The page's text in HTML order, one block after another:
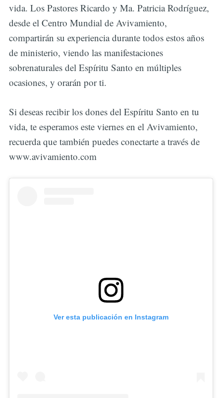
vida. Los Pastores Ricardo y Ma. Patricia Rodríguez,
desde el Centro Mundial de Avivamiento,
compartirán su experiencia durante todos estos años
de ministerio, viendo las manifestaciones
sobrenaturales del Espíritu Santo en múltiples
ocasiones, y orarán por ti.
Si deseas recibir los dones del Espíritu Santo en tu
vida, te esperamos este viernes en el Avivamiento,
recuerda que también puedes conectarte a través de
www.avivamiento.com
Ver esta publicación en Instagram